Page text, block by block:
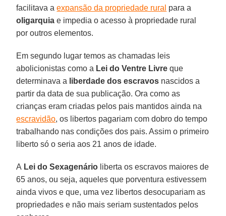
facilitava aexpansão da propriedade rural para a
oligarquia e impedia o acesso à propriedade rural
por outros elementos.
Em segundo lugar temos as chamadas leis
abolicionistas como a Lei do Ventre Livre que
determinava a liberdade dos escravos nascidos a
partir da data de sua publicação. Ora como as
crianças eram criadas pelos pais mantidos ainda na
escravidão, os libertos pagariam com dobro do tempo
trabalhando nas condições dos pais. Assim o primeiro
liberto só o seria aos 21 anos de idade.
A Lei do Sexagenário liberta os escravos maiores de
65 anos, ou seja, aqueles que porventura estivessem
ainda vivos e que, uma vez libertos desocupariam as
propriedades e não mais seriam sustentados pelos